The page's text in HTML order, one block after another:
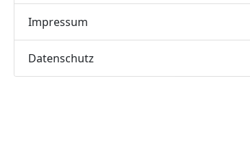
Impressum
Datenschutz